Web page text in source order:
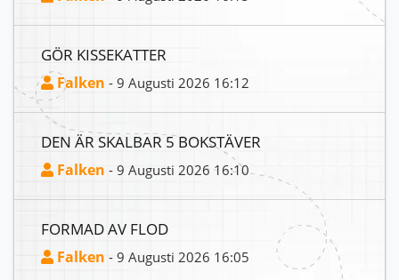
GÖR KISSEKATTER
Falken - 9 Augusti 2026 16:12
DEN ÄR SKALBAR 5 BOKSTÄVER
Falken - 9 Augusti 2026 16:10
FORMAD AV FLOD
Falken - 9 Augusti 2026 16:05